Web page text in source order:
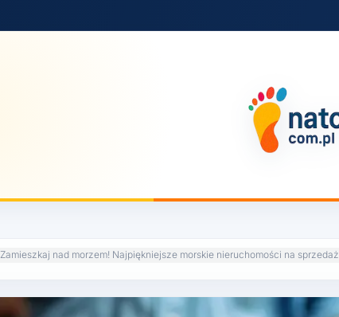
Zamieszkaj nad morzem! Najpiękniejsze morskie nieruchomości na sprzedaż